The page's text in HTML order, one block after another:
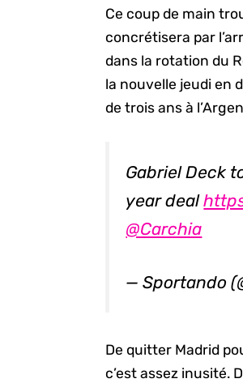
Ce coup de main
concrétisera par
dans la rotation du
la nouvelle jeudi en
de trois ans à
Gabriel Deck
year deal
@Carchia
— Sportando
De quitter Madrid
c’est assez inusité.